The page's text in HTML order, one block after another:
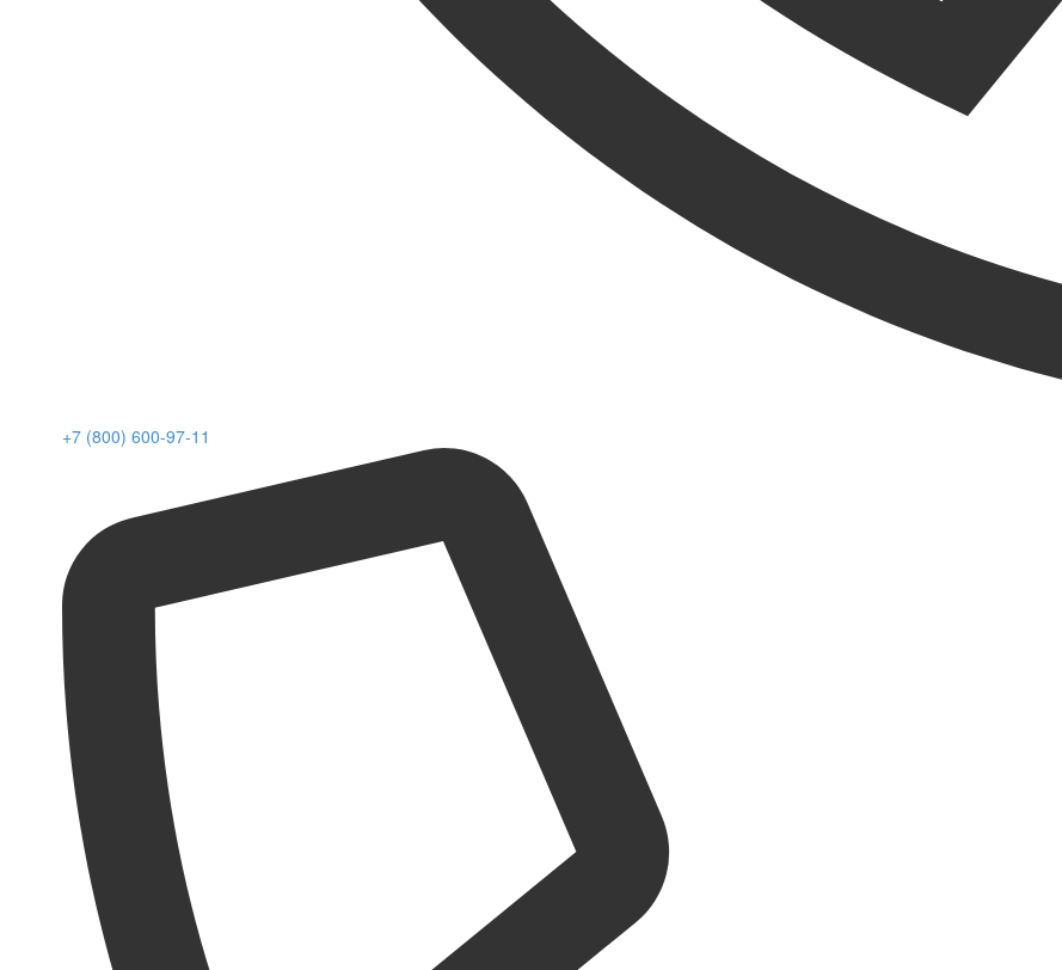
+7 (800) 600-97-11